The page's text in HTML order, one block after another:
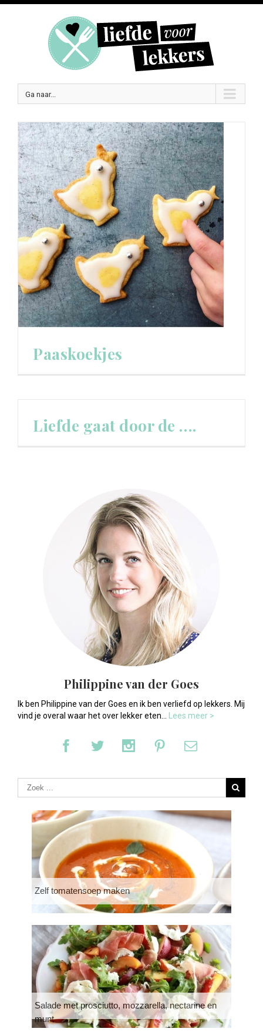
Ga naar...
Paaskoekjes
Liefde gaat door de ….
Philippine van der Goes
Ik ben Philippine van der Goes en ik ben verliefd op lekkers. Mij
vind je overal waar het over lekker eten...
Lees meer >
Zelf tomatensoep maken
Salade met prosciutto, mozzarella, nectarine en
munt